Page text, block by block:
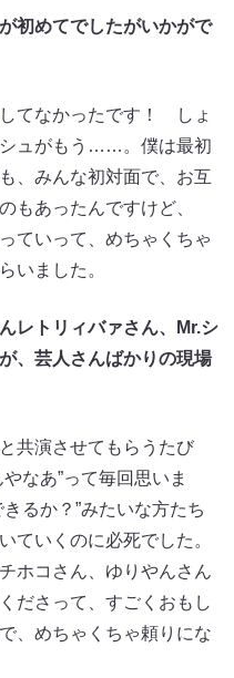
初めてでしたがいかがで
してなかったです！ しょ
シュがもう……。僕は最初
、みんな初対面で、お互
もあったんですけど、
ていって、めちゃくちゃ
いました。
レトリィバァさん、Mr.シ
、芸人さんばかりの現場
共演させてもらうたび
なあ”って毎回思いま
るか？”みたいな方たち
ていくのに必死でした。
ホコさん、ゆりやんさん
ださって、すごくおもし
、めちゃくちゃ頼りにな